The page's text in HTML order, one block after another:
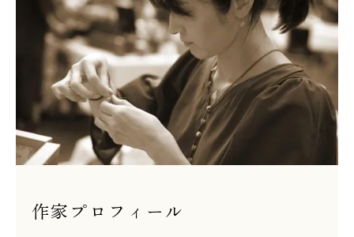
作家プロフィール